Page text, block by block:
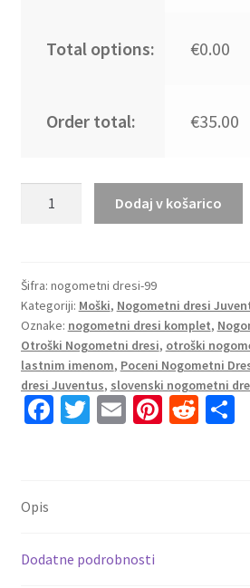
Total options: €0.00
Order total: €35.00
Tretji
2025-
26
z
lastnim
imenom
online
Dodaj v košarico
Šifra: nogometni dresi-99
Kategoriji: Moški, Nogometni dresi
Oznake: nogometni dresi komplet,
Otroški Nogometni dresi, otroški
lastnim imenom, Poceni Nogometni
dresi Juventus, slovenski nogometni
Fa
k
T E Pi R S
Opis
Dodatne podrobnosti